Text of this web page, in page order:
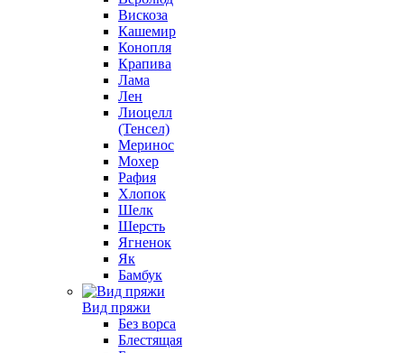
Вискоза
Кашемир
Конопля
Крапива
Лама
Лен
Лиоцелл
(Тенсел)
Меринос
Мохер
Рафия
Хлопок
Шелк
Шерсть
Ягненок
Як
Бамбук
Вид пряжи
Без ворса
Блестящая